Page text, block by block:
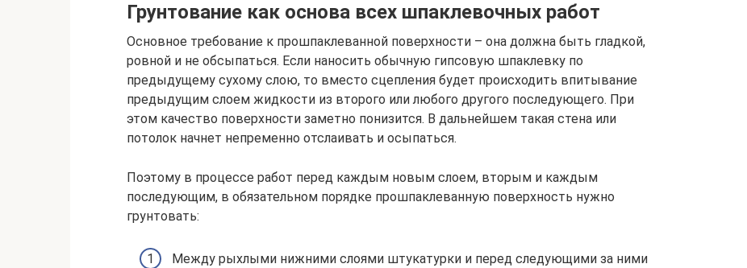
Грунтование как основа всех шпаклевочных работ
Основное требование к прошпаклеванной поверхности – она должна быть гладкой,
ровной и не обсыпаться. Если наносить обычную гипсовую шпаклевку по
предыдущему сухому слою, то вместо сцепления будет происходить впитывание
предыдущим слоем жидкости из второго или любого другого последующего. При
этом качество поверхности заметно понизится. В дальнейшем такая стена или
потолок начнет непременно отслаивать и осыпаться.
Поэтому в процессе работ перед каждым новым слоем, вторым и каждым
последующим, в обязательном порядке прошпаклеванную поверхность нужно
грунтовать:
Между рыхлыми нижними слоями штукатурки и перед следующими за ними